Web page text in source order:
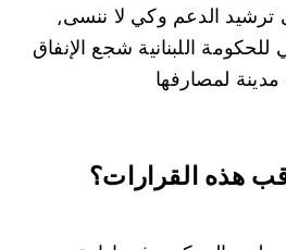
الدعم وكي لا ننسى⸲
اللبنانية شجع الإنفاق
مدينة لمصارفها
هذه القرارات؟